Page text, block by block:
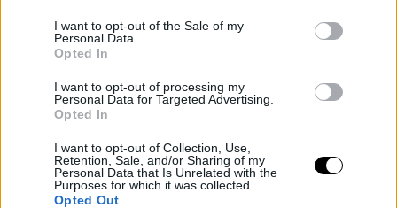
I want to opt-out of the Sale of my
Personal Data.
Opted In
I want to opt-out of processing my
Personal Data for Targeted Advertising.
Opted In
I want to opt-out of Collection, Use,
Retention, Sale, and/or Sharing of my
Personal Data that Is Unrelated with the
Purposes for which it was collected.
Opted Out
AP Images